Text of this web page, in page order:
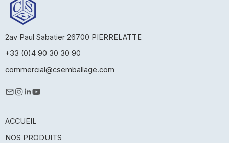
2av Paul Sabatier 26700 PIERRELATTE
+33 (0)4 90 30 30 90
commercial@csemballage.com
ACCUEIL
NOS PRODUITS